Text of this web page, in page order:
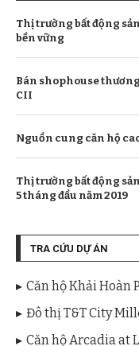
Thị trường bất động
bền vững
Bán shophouse
CII
Nguồn cung căn hộ
Thị trường bất động
5 tháng đầu năm 2019
TRA CỨU DỰ ÁN
Căn hộ Khải Hoàn
Đô thị T&T City
Căn hộ Arcadia at